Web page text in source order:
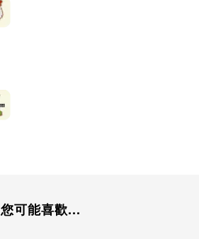
您可能喜歡...